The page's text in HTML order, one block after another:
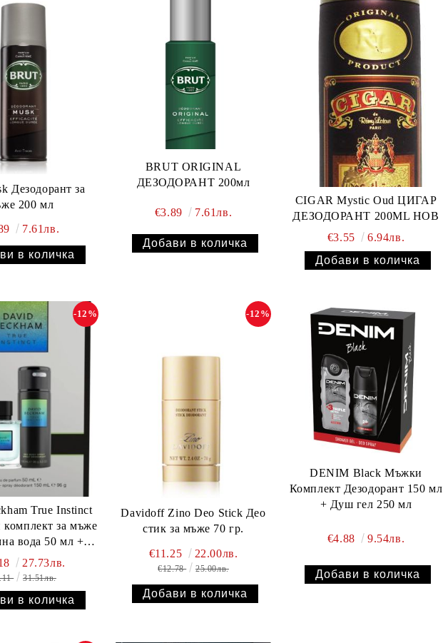
Дезодорант за
200 мл
7.61лв.
BRUT ORIGINAL
ДЕЗОДОРАНТ 200мл
€3.89 7.61лв.
CIGAR Mystic Oud ЦИГАР
ДЕЗОДОРАНТ 200ML НОВ
€3.55
6.94лв.
True Instinct
комплект за мъже
вода 50 мл +
спрей 150 мл
-12%
27.73лв.
31.51лв.
Davidoff Zino Deo Stick Део
стик за мъже 70 гр.
-12%
€11.25 22.00лв.
€12.78 25.00лв.
DENIM Black Мъжки
Комплект Дезодорант 150 мл
+ Душ гел 250 мл
€4.88 9.54лв.